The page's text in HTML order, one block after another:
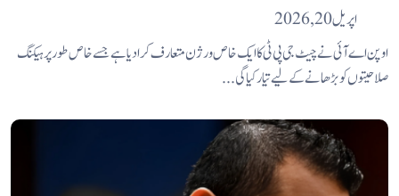
اپریل 20, 2026
اوپن اے آئی نے چیٹ جی پی ٹی کا ایک خاص ورژن متعارف کرا دیا ہے جسے خاص طور پر ہیکنگ
صلاحیتوں کو بڑھانے کے لیے تیار کیا گی...